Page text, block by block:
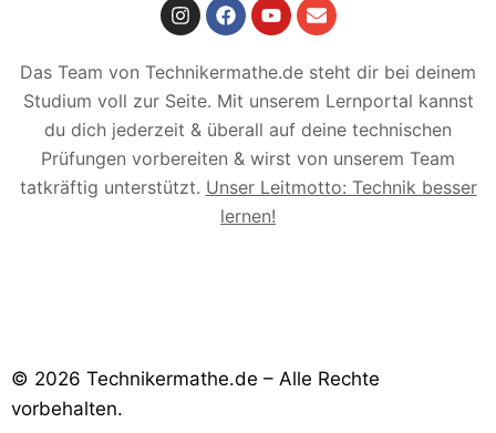
Das Team von Technikermathe.de steht dir bei deinem
Studium voll zur Seite. Mit unserem Lernportal kannst
du dich jederzeit & überall auf deine technischen
Prüfungen vorbereiten & wirst von unserem Team
tatkräftig unterstützt. Unser Leitmotto: Technik besser
lernen!
© 2026 Technikermathe.de – Alle Rechte
vorbehalten.